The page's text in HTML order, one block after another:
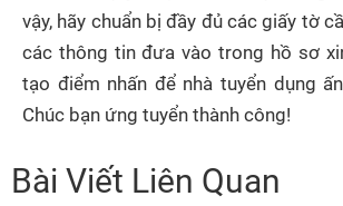
vậy, hãy chuẩn bị đầy đủ các giấy tờ
các thông tin đưa vào trong hồ sơ
tạo điểm nhấn để nhà tuyển dụng
Chúc bạn ứng tuyển thành công!
Bài Viết Liên Quan